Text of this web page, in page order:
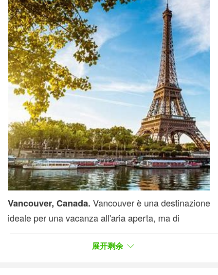
Vancouver, Canada. Vancouver è una destinazione
ideale per una vacanza all'aria aperta, ma di
soggiornare in un bell'hotel nel centro della città e
展开剩余